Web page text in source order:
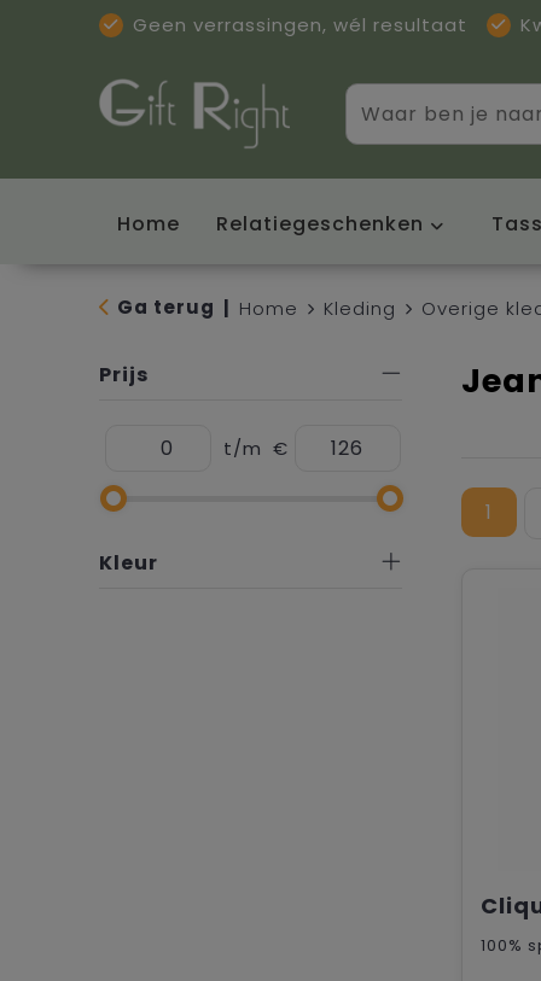
Geen verrassingen, wél resultaat
Home Relatiegeschenken
Ga terug Home Kleding Overige
Prijs
t/m €
Kleur
1
100%